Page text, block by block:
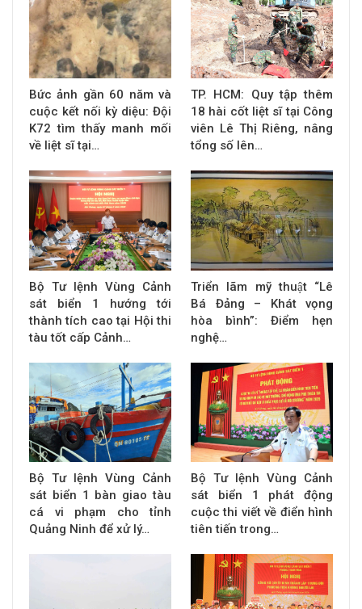
Bức ảnh gần 60 năm và
cuộc kết nối kỳ diệu: Đội
K72 tìm thấy manh mối
về liệt sĩ tại…
TP. HCM: Quy tập thêm
18 hài cốt liệt sĩ tại Công
viên Lê Thị Riêng, nâng
tổng số lên…
Bộ Tư lệnh Vùng Cảnh
sát biển 1 hướng tới
thành tích cao tại Hội thi
tàu tốt cấp Cảnh…
Triển lãm mỹ thuật “Lê
Bá Đảng – Khát vọng
hòa bình”: Điểm hẹn
nghệ…
Bộ Tư lệnh Vùng Cảnh
sát biển 1 bàn giao tàu
cá vi phạm cho tỉnh
Quảng Ninh để xử lý…
Bộ Tư lệnh Vùng Cảnh
sát biển 1 phát động
cuộc thi viết về điển hình
tiên tiến trong…